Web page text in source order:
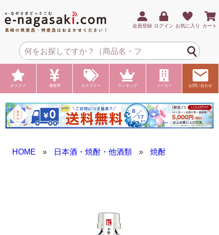
会員登録 ログイン お気に入り カート
オススメ 価格帯 カテゴリー ランキング メーカー お問い合わせ
HOME » 日本酒・焼酎・他酒類 » 焼酎